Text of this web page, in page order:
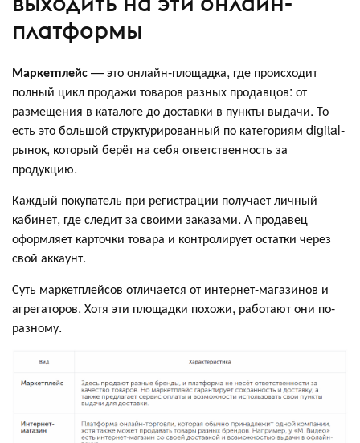
платформы
Маркетплейс— это онлайн-площадка, где происходит
полный цикл продажи товаров разных продавцов: от
размещения в каталоге до доставки в пункты выдачи. То
есть это большой структурированный по категориям digital-
рынок, который берёт на себя ответственность за
продукцию.
Каждый покупатель при регистрации получает личный
кабинет, где следит за своими заказами. А продавец
оформляет карточки товара и контролирует остатки через
свой аккаунт.
Суть маркетплейсов отличается от интернет-магазинов и
агрегаторов. Хотя эти площадки похожи, работают они по-
разному.